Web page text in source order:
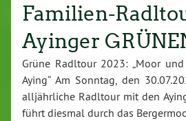
Familien-
Ayinger
Grüne Radltour 2023: „Moor
Aying“ Am Sonntag, den
alljährliche Radltour mit den
führt diesmal durch das